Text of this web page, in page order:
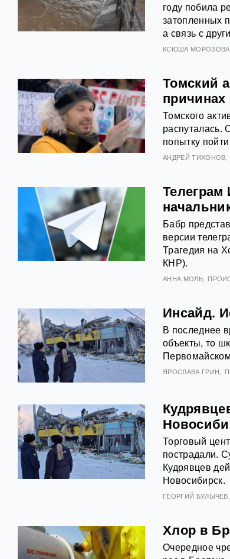
году побила
затопленных
а связь с
КСЮША МОРОЗОВА
Томский
причинах
Томского
распуталась.
попытку
АНДРЕЙ ТИХОНОВ
Телеграм
Бабр
версии
Трагедия на
КНР).
АННА МОЛЬ
Инсайд.
В последнее
объекты, то
ЯРОСЛАВА ГРИН
Торговый
пострадали.
Кудрявцев
Новосибирск.
ГЕОРГИЙ БУЛЫЧЕВ
Хлор в
Очередное